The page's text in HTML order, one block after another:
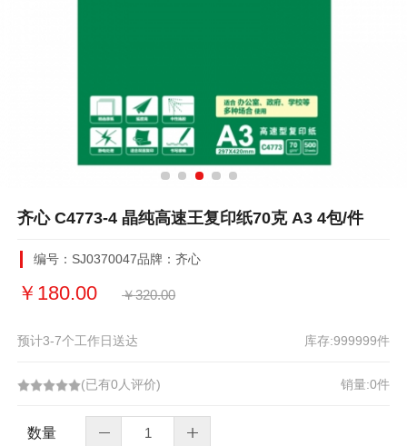
齐心 C4773-4 晶纯高速王复印纸70克 A3 4包/件
编号： SJ0370047品牌：齐心
￥ 180.00 ￥320.00
库存:999999件
预计3-7个工作日送达
销量:0件
(已有0人评价)
数量